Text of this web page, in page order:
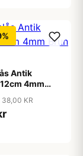
Antik
4mm
38,00 KR